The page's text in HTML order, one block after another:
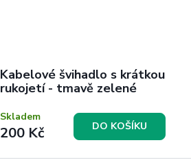
Kabelové švihadlo s krátkou
rukojetí - tmavě zelené
200 Kč
Skladem
DO KOŠÍKU